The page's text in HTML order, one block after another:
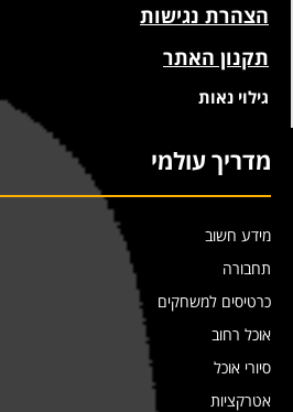
הצהרת נגישות
תקנון האתר
גילוי נאות
מדריך עולמי
מידע חשוב
תחבורה
כרטיסים למשחקים
אוכל רחוב
סיורי אוכל
אטרקציות